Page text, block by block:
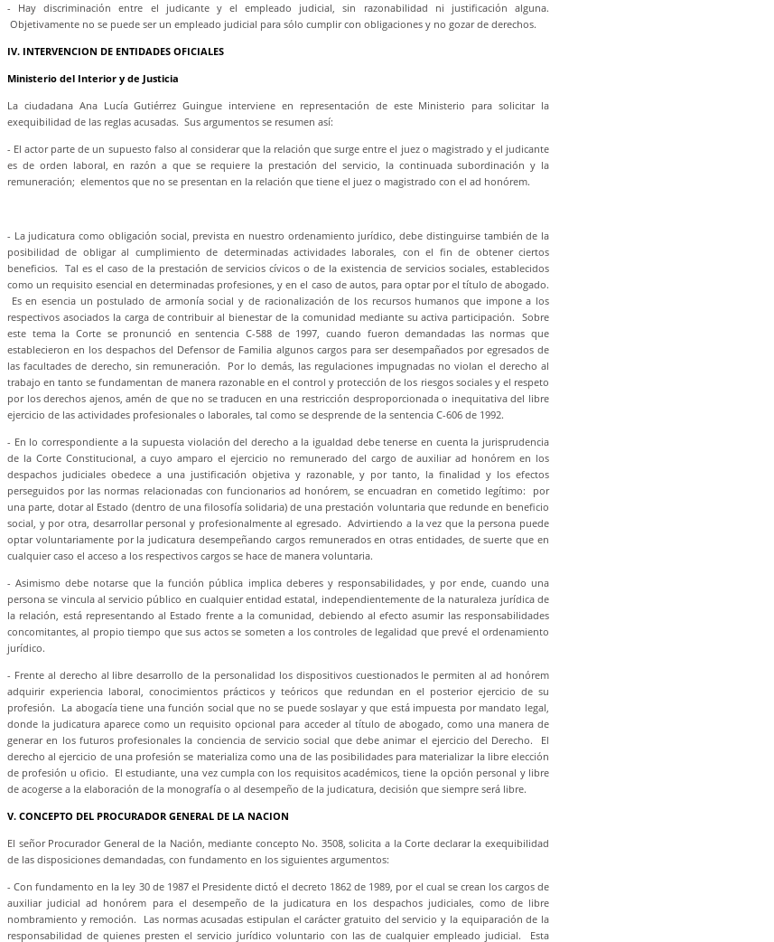
- Hay discriminación entre el judicante y el empleado judicial, sin razonabilidad ni justificación alguna.
Objetivamente no se puede ser un empleado judicial para sólo cumplir con obligaciones y no gozar de derechos.
IV. INTERVENCION DE ENTIDADES OFICIALES
Ministerio del Interior y de Justicia
La ciudadana Ana Lucía Gutiérrez Guingue interviene en representación de este Ministerio para solicitar la
exequibilidad de las reglas acusadas. Sus argumentos se resumen así:
- El actor parte de un supuesto falso al considerar que la relación que surge entre el juez o magistrado y el judicante
es de orden laboral, en razón a que se requiere la prestación del servicio, la continuada subordinación y la
remuneración; elementos que no se presentan en la relación que tiene el juez o magistrado con el ad honórem.
- La judicatura como obligación social, prevista en nuestro ordenamiento jurídico, debe distinguirse también de la
posibilidad de obligar al cumplimiento de determinadas actividades laborales, con el fin de obtener ciertos
beneficios. Tal es el caso de la prestación de servicios cívicos o de la existencia de servicios sociales, establecidos
como un requisito esencial en determinadas profesiones, y en el caso de autos, para optar por el título de abogado.
Es en esencia un postulado de armonía social y de racionalización de los recursos humanos que impone a los
respectivos asociados la carga de contribuir al bienestar de la comunidad mediante su activa participación. Sobre
este tema la Corte se pronunció en sentencia C-588 de 1997, cuando fueron demandadas las normas que
establecieron en los despachos del Defensor de Familia algunos cargos para ser desempañados por egresados de
las facultades de derecho, sin remuneración. Por lo demás, las regulaciones impugnadas no violan el derecho al
trabajo en tanto se fundamentan de manera razonable en el control y protección de los riesgos sociales y el respeto
por los derechos ajenos, amén de que no se traducen en una restricción desproporcionada o inequitativa del libre
ejercicio de las actividades profesionales o laborales, tal como se desprende de la sentencia C-606 de 1992.
- En lo correspondiente a la supuesta violación del derecho a la igualdad debe tenerse en cuenta la jurisprudencia
de la Corte Constitucional, a cuyo amparo el ejercicio no remunerado del cargo de auxiliar ad honórem en los
despachos judiciales obedece a una justificación objetiva y razonable, y por tanto, la finalidad y los efectos
perseguidos por las normas relacionadas con funcionarios ad honórem, se encuadran en cometido legítimo: por
una parte, dotar al Estado (dentro de una filosofía solidaria) de una prestación voluntaria que redunde en beneficio
social, y por otra, desarrollar personal y profesionalmente al egresado. Advirtiendo a la vez que la persona puede
optar voluntariamente por la judicatura desempeñando cargos remunerados en otras entidades, de suerte que en
cualquier caso el acceso a los respectivos cargos se hace de manera voluntaria.
- Asimismo debe notarse que la función pública implica deberes y responsabilidades, y por ende, cuando una
persona se vincula al servicio público en cualquier entidad estatal, independientemente de la naturaleza jurídica de
la relación, está representando al Estado frente a la comunidad, debiendo al efecto asumir las responsabilidades
concomitantes, al propio tiempo que sus actos se someten a los controles de legalidad que prevé el ordenamiento
jurídico.
- Frente al derecho al libre desarrollo de la personalidad los dispositivos cuestionados le permiten al ad honórem
adquirir experiencia laboral, conocimientos prácticos y teóricos que redundan en el posterior ejercicio de su
profesión. La abogacía tiene una función social que no se puede soslayar y que está impuesta por mandato legal,
donde la judicatura aparece como un requisito opcional para acceder al título de abogado, como una manera de
generar en los futuros profesionales la conciencia de servicio social que debe animar el ejercicio del Derecho. El
derecho al ejercicio de una profesión se materializa como una de las posibilidades para materializar la libre elección
de profesión u oficio. El estudiante, una vez cumpla con los requisitos académicos, tiene la opción personal y libre
de acogerse a la elaboración de la monografía o al desempeño de la judicatura, decisión que siempre será libre.
V. CONCEPTO DEL PROCURADOR GENERAL DE LA NACION
El señor Procurador General de la Nación, mediante concepto No. 3508, solicita a la Corte declarar la exequibilidad
de las disposiciones demandadas, con fundamento en los siguientes argumentos:
- Con fundamento en la ley 30 de 1987 el Presidente dictó el decreto 1862 de 1989, por el cual se crean los cargos de
auxiliar judicial ad honórem para el desempeño de la judicatura en los despachos judiciales, como de libre
nombramiento y remoción. Las normas acusadas estipulan el carácter gratuito del servicio y la equiparación de la
responsabilidad de quienes presten el servicio jurídico voluntario con las de cualquier empleado judicial. Esta